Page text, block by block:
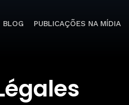
BLOG PUBLICAÇÕES NA MÍDIA